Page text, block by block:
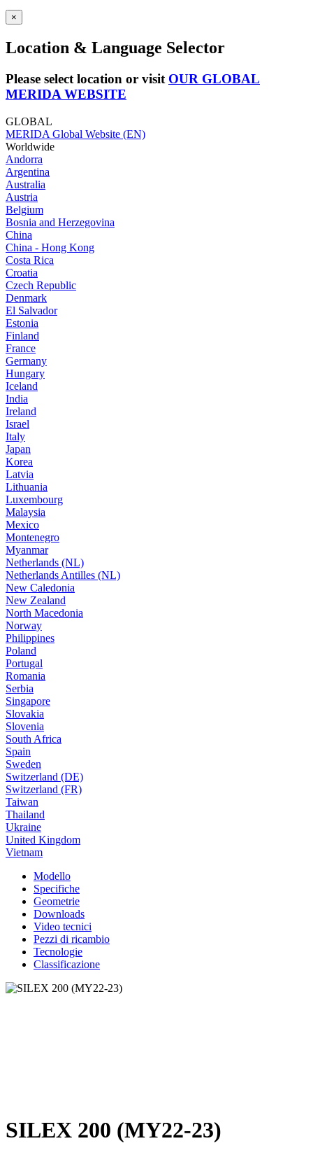
×
Location & Language Selector
Please select location or visit OUR GLOBAL
MERIDA WEBSITE
GLOBAL
MERIDA Global Website (EN)
Worldwide
Andorra
Argentina
Australia
Austria
Belgium
Bosnia and Herzegovina
China
China - Hong Kong
Costa Rica
Croatia
Czech Republic
Denmark
El Salvador
Estonia
Finland
France
Germany
Hungary
Iceland
India
Ireland
Israel
Italy
Japan
Korea
Latvia
Lithuania
Luxembourg
Malaysia
Mexico
Montenegro
Myanmar
Netherlands (NL)
Netherlands Antilles (NL)
New Caledonia
New Zealand
North Macedonia
Norway
Philippines
Poland
Portugal
Romania
Serbia
Singapore
Slovakia
Slovenia
South Africa
Spain
Sweden
Switzerland (DE)
Switzerland (FR)
Taiwan
Thailand
Ukraine
United Kingdom
Vietnam
Modello
Specifiche
Geometrie
Downloads
Video tecnici
Pezzi di ricambio
Tecnologie
Classificazione
SILEX 200 (MY22-23)